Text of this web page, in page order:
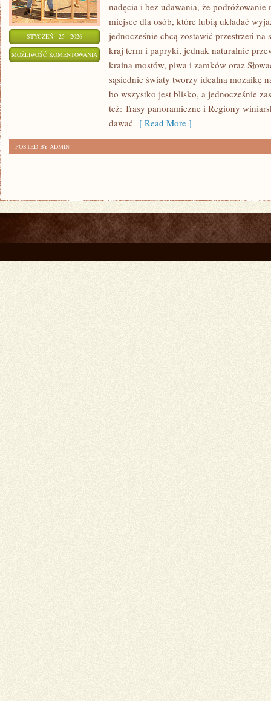
STYCZEŃ - 25 - 2026
MOŻLIWOŚĆ KOMENTOWANIA TAJEMNICZE
OPUSZCZONE
MIEJSCA
nadęcia i bez udawania, że
miejsce dla osób, które lubią układać
jednocześnie chcą zostawić przestrzeń
kraj term i papryki, jednak naturalnie
kraina mostów, piwa i zamków oraz
sąsiednie światy tworzy idealną mozaikę
bo wszystko jest blisko, a jednocześnie
też: Trasy panoramiczne i Regiony
dawać [ Read More ]
POSTED BY ADMIN